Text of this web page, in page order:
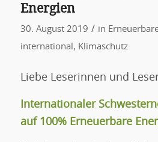
Energien
30. August 2019 / in
international , Klimaschutz
Liebe Leserinnen und
Internationaler
auf 100% Erneuerbare